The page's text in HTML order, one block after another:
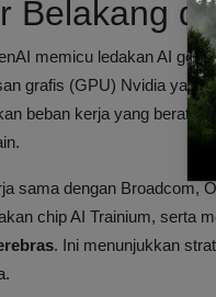
Belakang
memicu ledakan AI
grafis (GPU) Nvidia yang
beban kerja yang berat.
sama dengan Broadcom,
chip AI Trainium, serta
. Ini menunjukkan